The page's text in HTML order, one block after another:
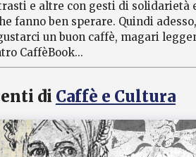
e altre con gesti di solidarietà
fanno ben sperare. Quindi adesso,
un buon caffè, magari
CaffèBook...
di Caffè e Cultura